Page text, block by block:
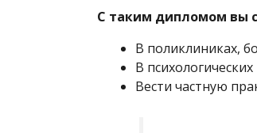
С таким дипломом вы
В поликлиниках,
В
Вести частную